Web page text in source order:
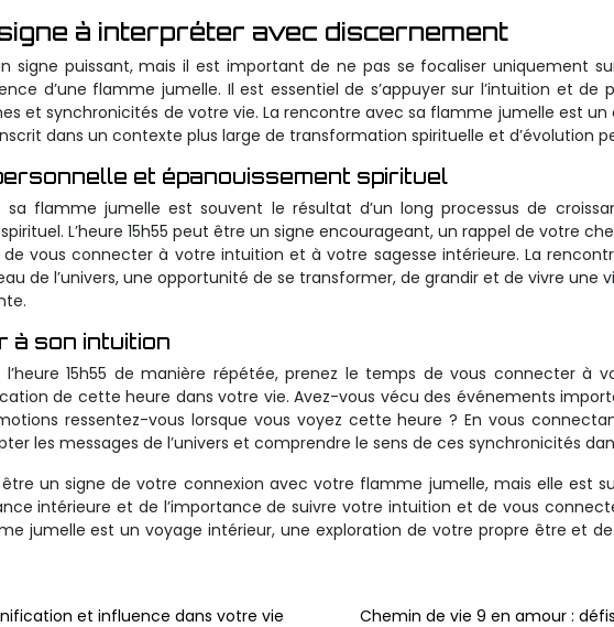
à interpréter avec discernement
un signe puissant, mais il est important de ne pas se focaliser uniquement
d’une flamme jumelle. Il est essentiel de s’appuyer sur l’intuition et de
et synchronicités de votre vie. La rencontre avec sa flamme jumelle est
dans un contexte plus large de transformation spirituelle et d’évolution
et épanouissement spirituel
flamme jumelle est souvent le résultat d’un long processus de
L’heure 15h55 peut être un signe encourageant, un rappel de votre
vous connecter à votre intuition et à votre sagesse intérieure. La
de l’univers, une opportunité de se transformer, de grandir et de vivre une
à son intuition
l’heure 15h55 de manière répétée, prenez le temps de vous connecter à
de cette heure dans votre vie. Avez-vous vécu des événements
ressentez-vous lorsque vous voyez cette heure ? En vous
les messages de l’univers et comprendre le sens de ces synchronicités
être un signe de votre connexion avec votre flamme jumelle, mais elle est
intérieure et de l’importance de suivre votre intuition et de vous
jumelle est un voyage intérieur, une exploration de votre propre être et
et influence dans votre vie Chemin de vie 9 en amour :